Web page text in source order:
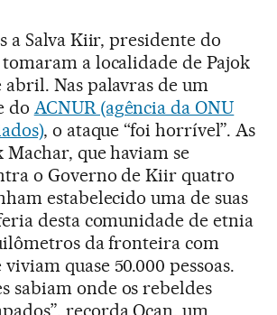
a Salva Kiir, presidente do
tomaram a localidade de Pajok
abril. Nas palavras de um
do ACNUR (agência da ONU
, o ataque “foi horrível”. As
Machar, que haviam se
o Governo de Kiir quatro
estabelecido uma de suas
desta comunidade de etnia
da fronteira com
quase 50.000 pessoas.
sabiam onde os rebeldes
recorda Ocan, um